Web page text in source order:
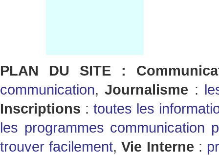
PLAN DU SITE :
communication,Journalisme :
Inscriptions : toutes les
les programmes communication
trouver facilement,Vie Interne :